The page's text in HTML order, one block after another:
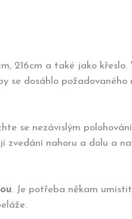
216cm a také jako křeslo.
se dosáhlo požadovaného
se nezávislým
zvedání nahoru a dolu a
. Je potřeba někam